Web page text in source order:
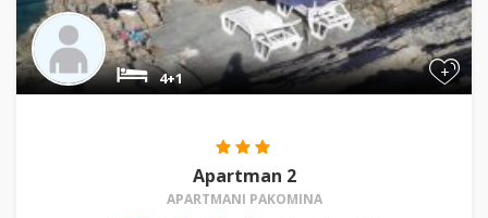
+
4+1
Apartman 2
APARTMANI PAKOMINA